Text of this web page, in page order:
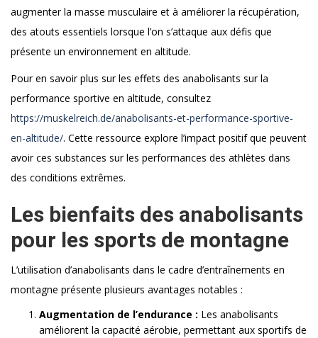
augmenter la masse musculaire et à améliorer la récupération,
des atouts essentiels lorsque l’on s’attaque aux défis que
présente un environnement en altitude.
Pour en savoir plus sur les effets des anabolisants sur la
performance sportive en altitude, consultez
https://muskelreich.de/anabolisants-et-performance-sportive-
en-altitude/. Cette ressource explore l’impact positif que peuvent
avoir ces substances sur les performances des athlètes dans
des conditions extrêmes.
Les bienfaits des anabolisants
pour les sports de montagne
L’utilisation d’anabolisants dans le cadre d’entraînements en
montagne présente plusieurs avantages notables :
Augmentation de l’endurance : Les anabolisants
améliorent la capacité aérobie, permettant aux sportifs de